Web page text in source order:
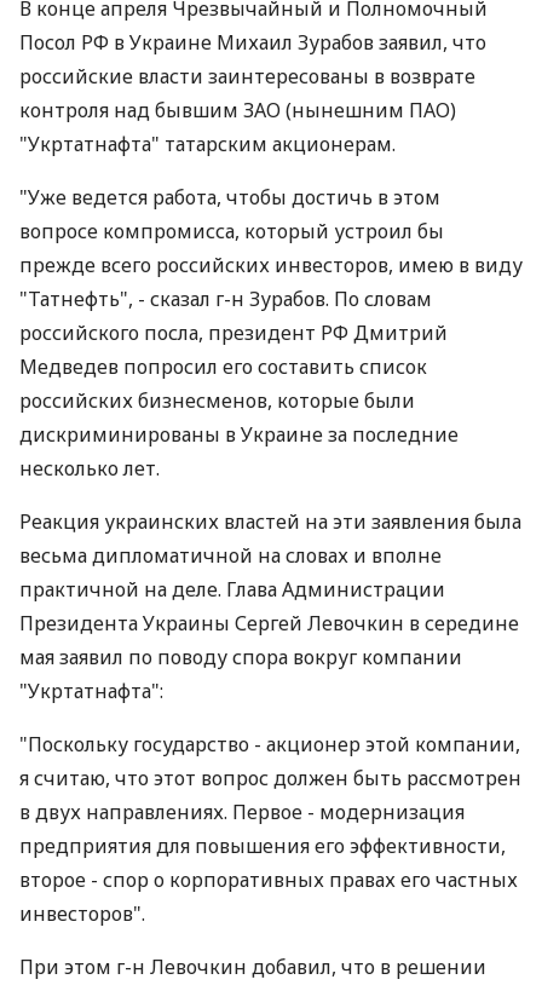
В конце апреля Чрезвычайный и Полномочный
Посол РФ в Украине Михаил Зурабов заявил, что
российские власти заинтересованы в возврате
контроля над бывшим ЗАО (нынешним ПАО)
"Укртатнафта" татарским акционерам.
"Уже ведется работа, чтобы достичь в этом
вопросе компромисса, который устроил бы
прежде всего российских инвесторов, имею в виду
"Татнефть", - сказал г-н Зурабов. По словам
российского посла, президент РФ Дмитрий
Медведев попросил его составить список
российских бизнесменов, которые были
дискриминированы в Украине за последние
несколько лет.
Реакция украинских властей на эти заявления была
весьма дипломатичной на словах и вполне
практичной на деле. Глава Администрации
Президента Украины Сергей Левочкин в середине
мая заявил по поводу спора вокруг компании
"Укртатнафта":
"Поскольку государство - акционер этой компании,
я считаю, что этот вопрос должен быть рассмотрен
в двух направлениях. Первое - модернизация
предприятия для повышения его эффективности,
второе - спор о корпоративных правах его частных
инвесторов".
При этом г-н Левочкин добавил, что в решении